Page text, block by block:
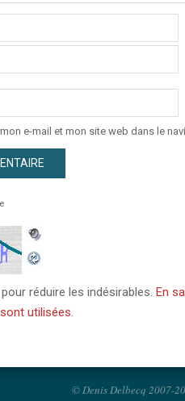
e-mail et mon site web dans le
réduire les indésirables. En
utilisées.
© Denis Delbecq 2007-